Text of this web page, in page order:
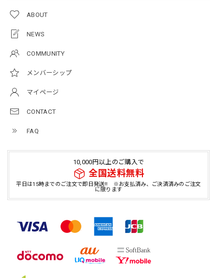
ABOUT
NEWS
COMMUNITY
メンバーシップ
マイページ
CONTACT
FAQ
10,000円以上のご購入で
全国送料無料
平日は15時までのご注文で即日発送!! ※お支払済み、ご決済済みのご注文
に限ります